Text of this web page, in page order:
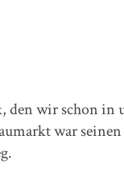
den wir schon in
war